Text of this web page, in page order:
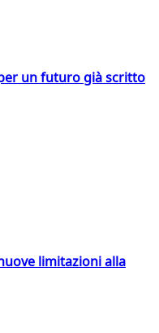
un futuro già scritto
limitazioni alla